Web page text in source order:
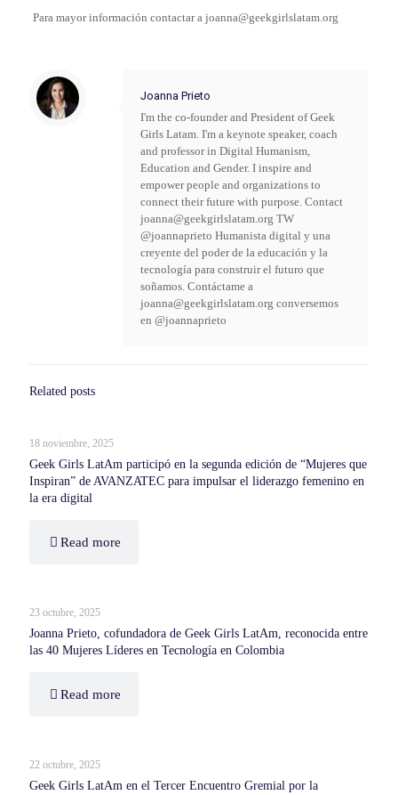
Para mayor información contactar a joanna@geekgirlslatam.org
Joanna Prieto
I'm the co-founder and President of Geek
Girls Latam. I'm a keynote speaker, coach
and professor in Digital Humanism,
Education and Gender. I inspire and
empower people and organizations to
connect their future with purpose. Contact
joanna@geekgirlslatam.org TW
@joannaprieto Humanista digital y una
creyente del poder de la educación y la
tecnología para construir el futuro que
soñamos. Contáctame a
joanna@geekgirlslatam.org conversemos
en @joannaprieto
Related posts
18 noviembre, 2025
Geek Girls LatAm participó en la segunda edición de “Mujeres que
Inspiran” de AVANZATEC para impulsar el liderazgo femenino en
la era digital
Read more
23 octubre, 2025
Joanna Prieto, cofundadora de Geek Girls LatAm, reconocida entre
las 40 Mujeres Líderes en Tecnología en Colombia
Read more
22 octubre, 2025
Geek Girls LatAm en el Tercer Encuentro Gremial por la